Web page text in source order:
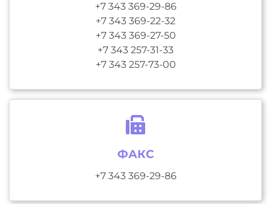
+7 343 369-29-86
+7 343 369-22-32
+7 343 369-27-50
+7 343 257-31-33
+7 343 257-73-00
ФАКС
+7 343 369-29-86